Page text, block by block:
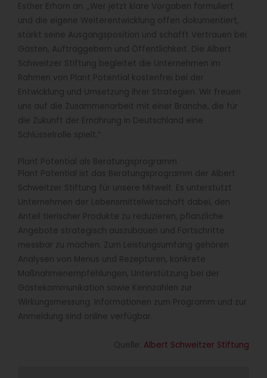
Esther Erhorn an. „Wer jetzt klare Vorgaben formuliert
und die eigene Weiterentwicklung offen dokumentiert,
stärkt seine Ausgangsposition und schafft Vertrauen bei
Gästen, Auftraggebern und Öffentlichkeit. Die Albert
Schweitzer Stiftung begleitet die Unternehmen im
Rahmen von Plant Potential kostenfrei bei der
Entwicklung und Umsetzung ihrer Strategien. Wir freuen
uns auf die Zusammenarbeit mit einer Branche, die für
die Zukunft der Ernährung in Deutschland eine
Schlüsselrolle spielt.“
Plant Potential als Beratungsprogramm
Plant Potential ist das Beratungsprogramm der Albert
Schweitzer Stiftung für unsere Mitwelt. Es unterstützt
Unternehmen der Lebensmittelwirtschaft dabei, den
Anteil tierischer Produkte zu reduzieren, pflanzliche
Angebote strategisch auszubauen und Fortschritte
messbar zu machen. Zum Leistungsumfang gehören
Analysen von Menüs und Rezepturen, konkrete
Maßnahmenempfehlungen, Unterstützung bei der
Gästekommunikation sowie Kennzahlen zur
Wirkungsmessung. Informationen zum Programm und zur
Anmeldung sind online verfügbar.
Quelle: Albert Schweitzer Stiftung